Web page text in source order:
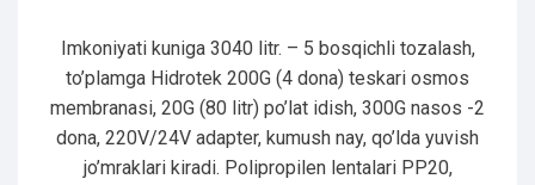
Imkoniyati kuniga 3040 litr. – 5 bosqichli tozalash,
to’plamga Hidrotek 200G (4 dona) teskari osmos
membranasi, 20G (80 litr) po’lat idish, 300G nasos -2
dona, 220V/24V adapter, kumush nay, qo’lda yuvish
jo’mraklari kiradi. Polipropilen lentalari PP20,